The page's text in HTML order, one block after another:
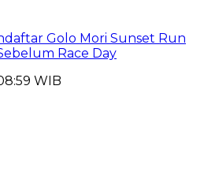
Golo Mori Sunset Run
Race Day
WIB